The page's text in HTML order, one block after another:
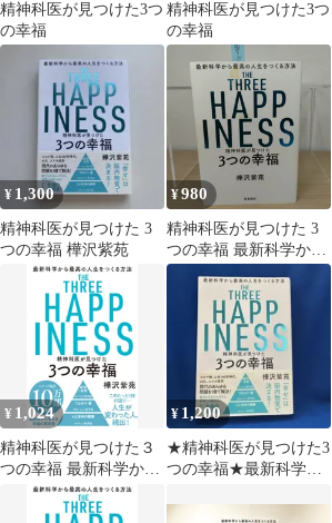
精神科医が見つけた3つ
の幸福
精神科医が見つけた3つ
の幸福
¥ 1,300
精神科医が見つけた 3
つの幸福 樺沢紫苑
¥980
精神科医が見つけた 3
つの幸福 最新科学から
最高の人生をつくる方
¥ 1,024
精神科医が見つけた３
つの幸福 最新科学から
最高の人生をつくる方
法/飛鳥新社/樺沢紫苑
¥ 1,200
★精神科医が見つけた3
つの幸福★最新科学か
方法